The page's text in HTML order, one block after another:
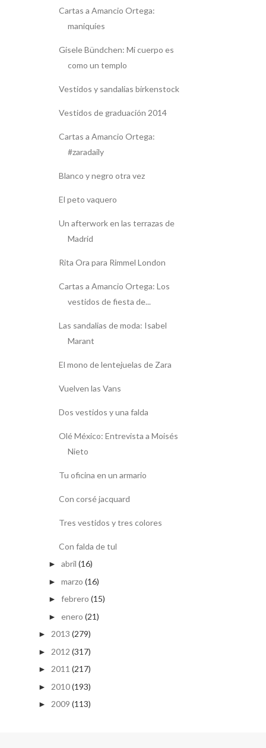
Cartas a Amancio Ortega:
maniquíes
Gisele Bündchen: Mi cuerpo es
como un templo
Vestidos y sandalias birkenstock
Vestidos de graduación 2014
Cartas a Amancio Ortega:
#zaradaily
Blanco y negro otra vez
El peto vaquero
Un afterwork en las terrazas de
Madrid
Rita Ora para Rimmel London
Cartas a Amancio Ortega: Los
vestidos de fiesta de...
Las sandalias de moda: Isabel
Marant
El mono de lentejuelas de Zara
Vuelven las Vans
Dos vestidos y una falda
Olé México: Entrevista a Moisés
Nieto
Tu oficina en un armario
Con corsé jacquard
Tres vestidos y tres colores
Con falda de tul
► abril (16)
► marzo (16)
► febrero (15)
► enero (21)
► 2013 (279)
► 2012 (317)
► 2011 (217)
► 2010(193)
► 2009 (113)